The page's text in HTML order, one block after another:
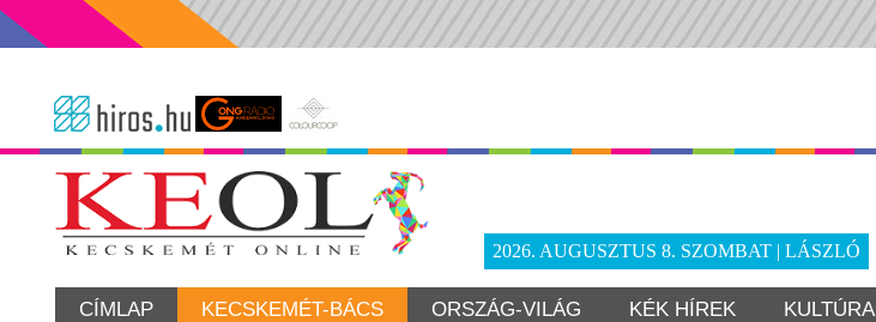
2026. AUGUSZTUS 8. SZOMBAT | LÁSZLÓ
CÍMLAP KECSKEMÉT-BÁCS ORSZÁG-VILÁG KÉK HÍREK KULTÚRA